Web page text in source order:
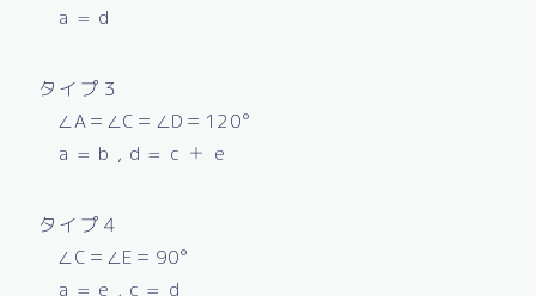
a = d
タイプ３
∠A＝∠C＝∠D＝120°
a = b , d = c ＋ e
タイプ４
∠C＝∠E＝90°
a = e , c = d